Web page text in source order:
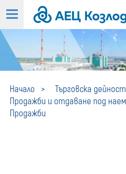
Начало
Търговска дейност
Продажби и отдаване под наем
Продажби